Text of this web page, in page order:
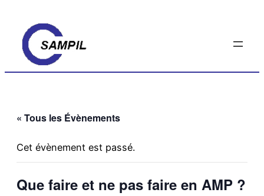
« Tous les Évènements
Cet évènement est passé.
Que faire et ne pas faire en AMP ?